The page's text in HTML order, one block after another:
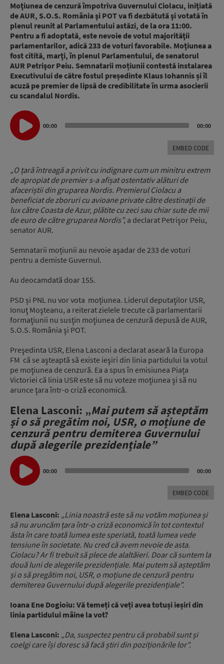
Moţiunea de cenzură împotriva Guvernului Ciolacu, iniţiată
de AUR, S.O.S. România şi POT va fi dezbătută şi votată în
plenul reunit al Parlamentului astăzi, de la ora 11:00.
Pentru a fi adoptată, este nevoie de votul majorităţii
parlamentarilor, adică 233 de voturi favorabile. Moţiunea a
fost citită, marţi, în plenul Parlamentului, de senatorul
AUR Petrişor Peiu. Semnatarii moțiunii contestă instalarea
Executivului de către fostul președinte Klaus Iohannis și îl
acuză pe premier de lipsă de credibilitate în urma asocierii
cu scandalul Nordis.
Audio
Player
00:00 00:00
EMBED CODE
„O țară întreagă a privit cu indignare cum un minitru extrem
de apropiat de premier s-a afișat ostentativ alături de
afaceriștii din gruparea Nordis. Premierul Ciolacu a
beneficiat de zboruri cu avioane private către destinații de
lux către Coasta de Azur, plătite cu zeci sau chiar sute de mii
de euro de către gruparea Nordis”, a declarat Petrişor Peiu,
senator AUR.
Semnatarii moțiunii au nevoie așadar de 233 de voturi
pentru a demiste Guvernul.
Au deocamdată doar 155.
PSD și PNL nu vor vota moțiunea. Liderul deputaţilor USR,
Ionuţ Moşteanu, a reiterat zielele trecute că parlamentarii
formaţiunii nu susţin moţiunea de cenzură depusă de AUR,
S.O.S. România şi POT.
Preşedinta USR, Elena Lasconi a declarat aseară la Europa
FM că se aşteaptă să existe ieşiri din linia partidului la votul
pe moţiunea de cenzură. Ea a spus în emisiunea Piața
Victoriei că linia USR este să nu voteze moţiunea şi să nu
arunce ţara într-o criză economică.
Elena Lasconi: „Mai putem să așteptăm
și o să pregătim noi, USR, o moțiune de
cenzură pentru demiterea Guvernului
după alegerile prezidențiale”
Audio
Player
00:00 00:00
EMBED CODE
Elena Lasconi: „Linia noastră este să nu votăm moțiunea și
să nu aruncăm țara într-o criză economică în tot contextul
ăsta în care toată lumea este speriată, toată lumea vede
tensiune în societate. Nu cred că avem nevoie de asta.
Ciolacu? Ar fi trebuit să plece de alaltăieri. Doar că suntem la
două luni de alegerile prezidențiale. Mai putem să așteptăm
și o să pregătim noi, USR, o moțiune de cenzură pentru
demiterea Guvernului după alegerile prezidențiale”.
Ioana Ene Dogioiu: Vă temeți că veți avea totuși ieșiri din
linia partidului mâine la vot?
Elena Lasconi: „Da, suspectez pentru că probabil sunt și
coelgi care își doresc să facă știri din poziționările lor”.